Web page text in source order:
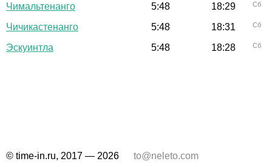
Чимальтенанго 5:48 18:29 Сб
Чичикастенанго 5:48 18:31 Сб
Эскуинтла 5:48 18:28 Сб
© time-in.ru, 2017 — 2026 to@neleto.com